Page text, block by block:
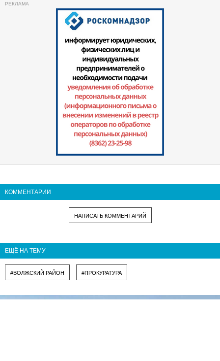
КОММЕНТАРИИ
НАПИСАТЬ КОММЕНТАРИЙ
ЕЩЁ НА ТЕМУ
#ВОЛЖСКИЙ РАЙОН #ПРОКУРАТУРА